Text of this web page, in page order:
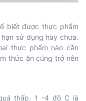
biết được thực phẩm
sử dụng hay chưa.
thực phẩm nào cần
thức ăn cũng trở nên
thấp. 1 -4 độ C là